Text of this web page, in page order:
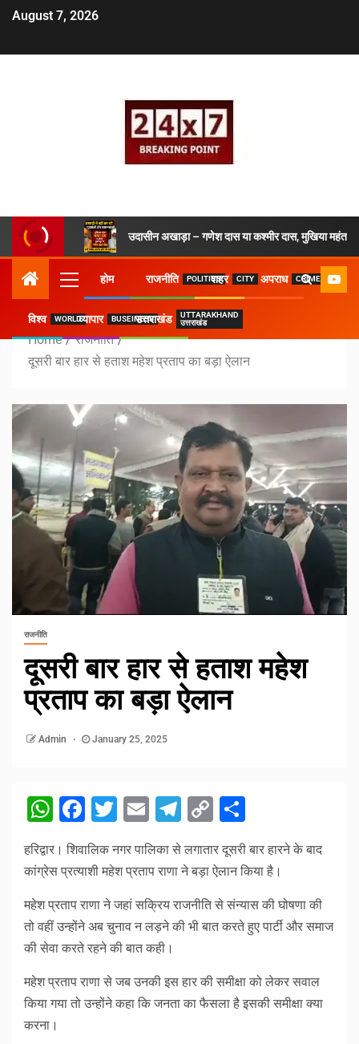
August 7, 2026
उदासीन अखाड़ा – गणेश दास या कश्मीर दास, मुखिया महंत ने
होम राजनीति POLITICSशहर CITY अपराध CRIME
विश्व WORLDव्यापार BUSEINESSउत्तराखंड
UTTARAKHAND
उत्तराखंड
Home
राजनीति
दूसरी बार हार से हताश महेश प्रताप का बड़ा ऐलान
राजनीति
दूसरी बार हार से हताश महेश
प्रताप का बड़ा ऐलान
Admin January 25, 2025
WhatsApp
Facebook
Twitter
EmailTelegram
Copy
Link
हरिद्वार। शिवालिक नगर पालिका से लगातार दूसरी बार हारने के बाद
कांग्रेस प्रत्याशी महेश प्रताप राणा ने बड़ा ऐलान किया है।
महेश प्रताप राणा ने जहां सक्रिय राजनीति से संन्यास की घोषणा की
तो वहीं उन्होंने अब चुनाव न लड़ने की भी बात करते हुए पार्टी और समाज
की सेवा करते रहने की बात कही।
महेश प्रताप राणा से जब उनकी इस हार की समीक्षा को लेकर सवाल
किया गया तो उन्होंने कहा कि जनता का फैसला है इसकी समीक्षा क्या
करना।